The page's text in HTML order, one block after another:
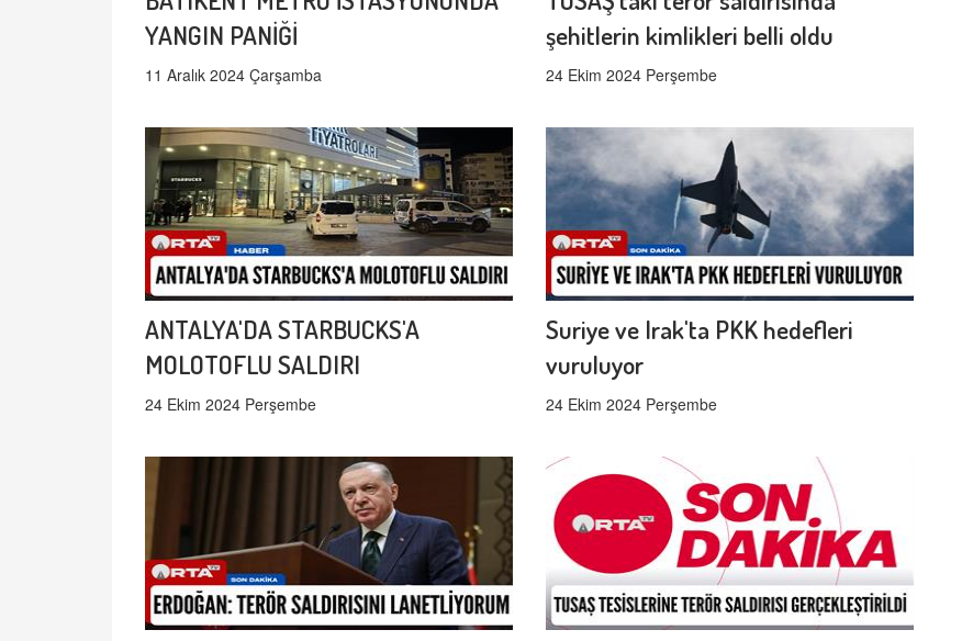
YANGIN PANİĞİ
11 Aralık 2024 Çarşamba
şehitlerin kimlikleri belli oldu
24 Ekim 2024 Perşembe
ANTALYA'DA STARBUCKS'A
MOLOTOFLU SALDIRI
24 Ekim 2024 Perşembe
Suriye ve Irak'ta PKK hedefleri
vuruluyor
24 Ekim 2024 Perşembe